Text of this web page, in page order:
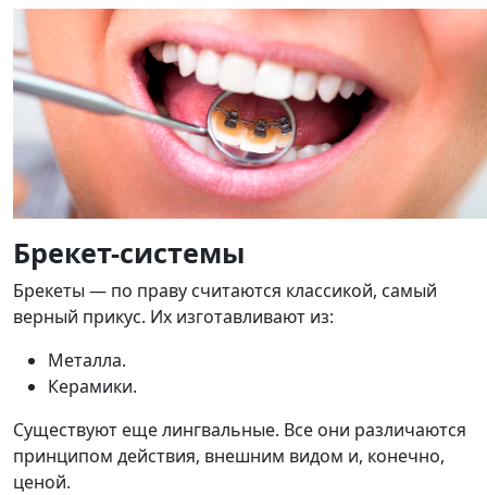
Брекет-системы
Брекеты — по праву считаются классикой, самый
верный прикус. Их изготавливают из:
Металла.
Керамики.
Существуют еще лингвальные. Все они различаются
принципом действия, внешним видом и, конечно,
ценой.